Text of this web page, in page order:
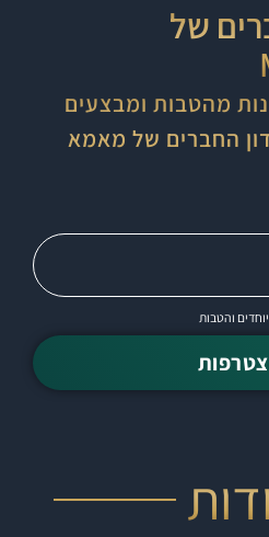
של
מהטבות ומבצעים
החברים של מאמא
והטבות